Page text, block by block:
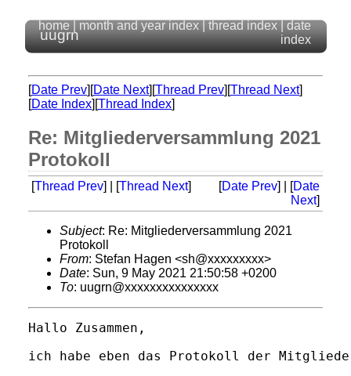
uugrn
home month and year index thread index
date
index
[Date Prev][Date Next][Thread Prev][Thread Next]
[Date Index][Thread Index]
Re: Mitgliederversammlung 2021
Protokoll
[Thread Prev] | [Thread Next] [Date Prev] | [Date
Next]
Subject: Re: Mitgliederversammlung 2021
Protokoll
From: Stefan Hagen <sh@xxxxxxxxx>
Date: Sun, 9 May 2021 21:50:58 +0200
To: uugrn@xxxxxxxxxxxxxxx
Hallo Zusammen,
ich habe eben das Protokoll der